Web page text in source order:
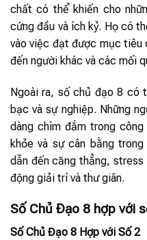
chất có thể khiến cho
cứng đầu và ích kỷ. Họ có
vào việc đạt được mục tiêu
đến người khác và các mối
Ngoài ra, số chủ đạo 8 có
bạc và sự nghiệp. Những
dàng chìm đắm trong
khỏe và sự cân bằng
dẫn đến căng thẳng,
động giải trí và thư giãn.
Số Chủ Đạo 8 hợp với
Số Chủ Đạo 8 Hợp với Số 2